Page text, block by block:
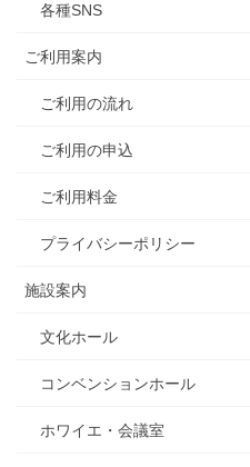
各種SNS
ご利用案内
ご利用の流れ
ご利用の申込
ご利用料金
プライバシーポリシー
施設案内
文化ホール
コンベンションホール
ホワイエ・会議室